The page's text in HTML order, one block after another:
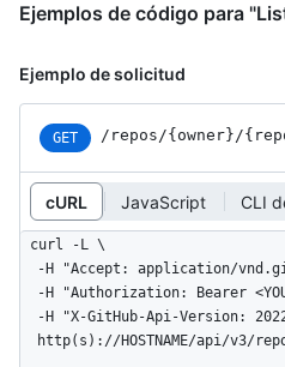
Ejemplos de código para
Ejemplo de solicitud
GET /repos/{owner}/
cURL JavaScript CLI
curl -L \
http(s)://HOSTNAME/api/v3/